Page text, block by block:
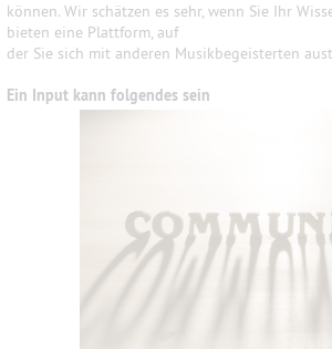
können. Wir schätzen es sehr, wenn Sie Ihr
bieten eine Plattform, auf
der Sie sich mit anderen Musikbegeisterten
Ein Input kann folgendes sein